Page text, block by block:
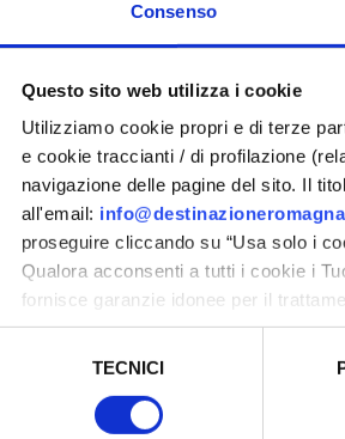
Consenso
Questo sito web utilizza i cookie
Utilizziamo cookie propri e di terze
e cookie traccianti / di profilazione
navigazione delle pagine del sito. Il
all'email:
proseguire cliccando su “Usa solo i
Qualora acconsenti a tutti i cookie i
fornisce garanzie idonee per il
sicurezza a Tutela dei navigatori, che
TECNICI
to change, always